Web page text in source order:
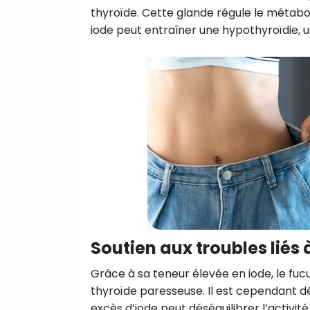
thyroïde. Cette glande régule le
iode peut entraîner une hypothyroïdie,
Soutien aux troubles liés
Grâce à sa teneur élevée en iode, le
thyroïde paresseuse. Il est cependant